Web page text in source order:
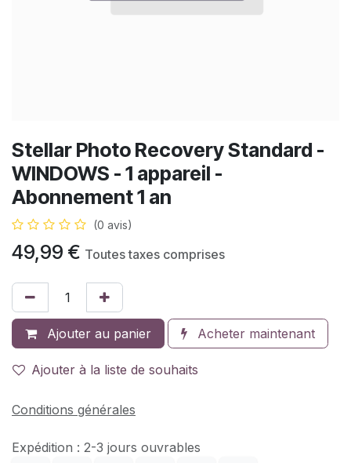
Stellar Photo Recovery Standard -
WINDOWS - 1 appareil -
Abonnement 1 an
(0 avis)
49,99 € Toutes taxes comprises
Ajouter au panier Acheter maintenant
Ajouter à la liste de souhaits
Conditions générales
Expédition : 2-3 jours ouvrables